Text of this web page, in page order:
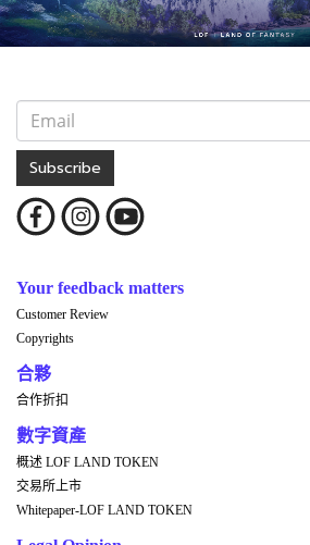
Subscribe
Your feedback matters
Customer Review
Copyrights
合夥
合作折扣
數字資產
概述 LOF LAND TOKEN
交易所上市
Whitepaper-LOF LAND TOKEN